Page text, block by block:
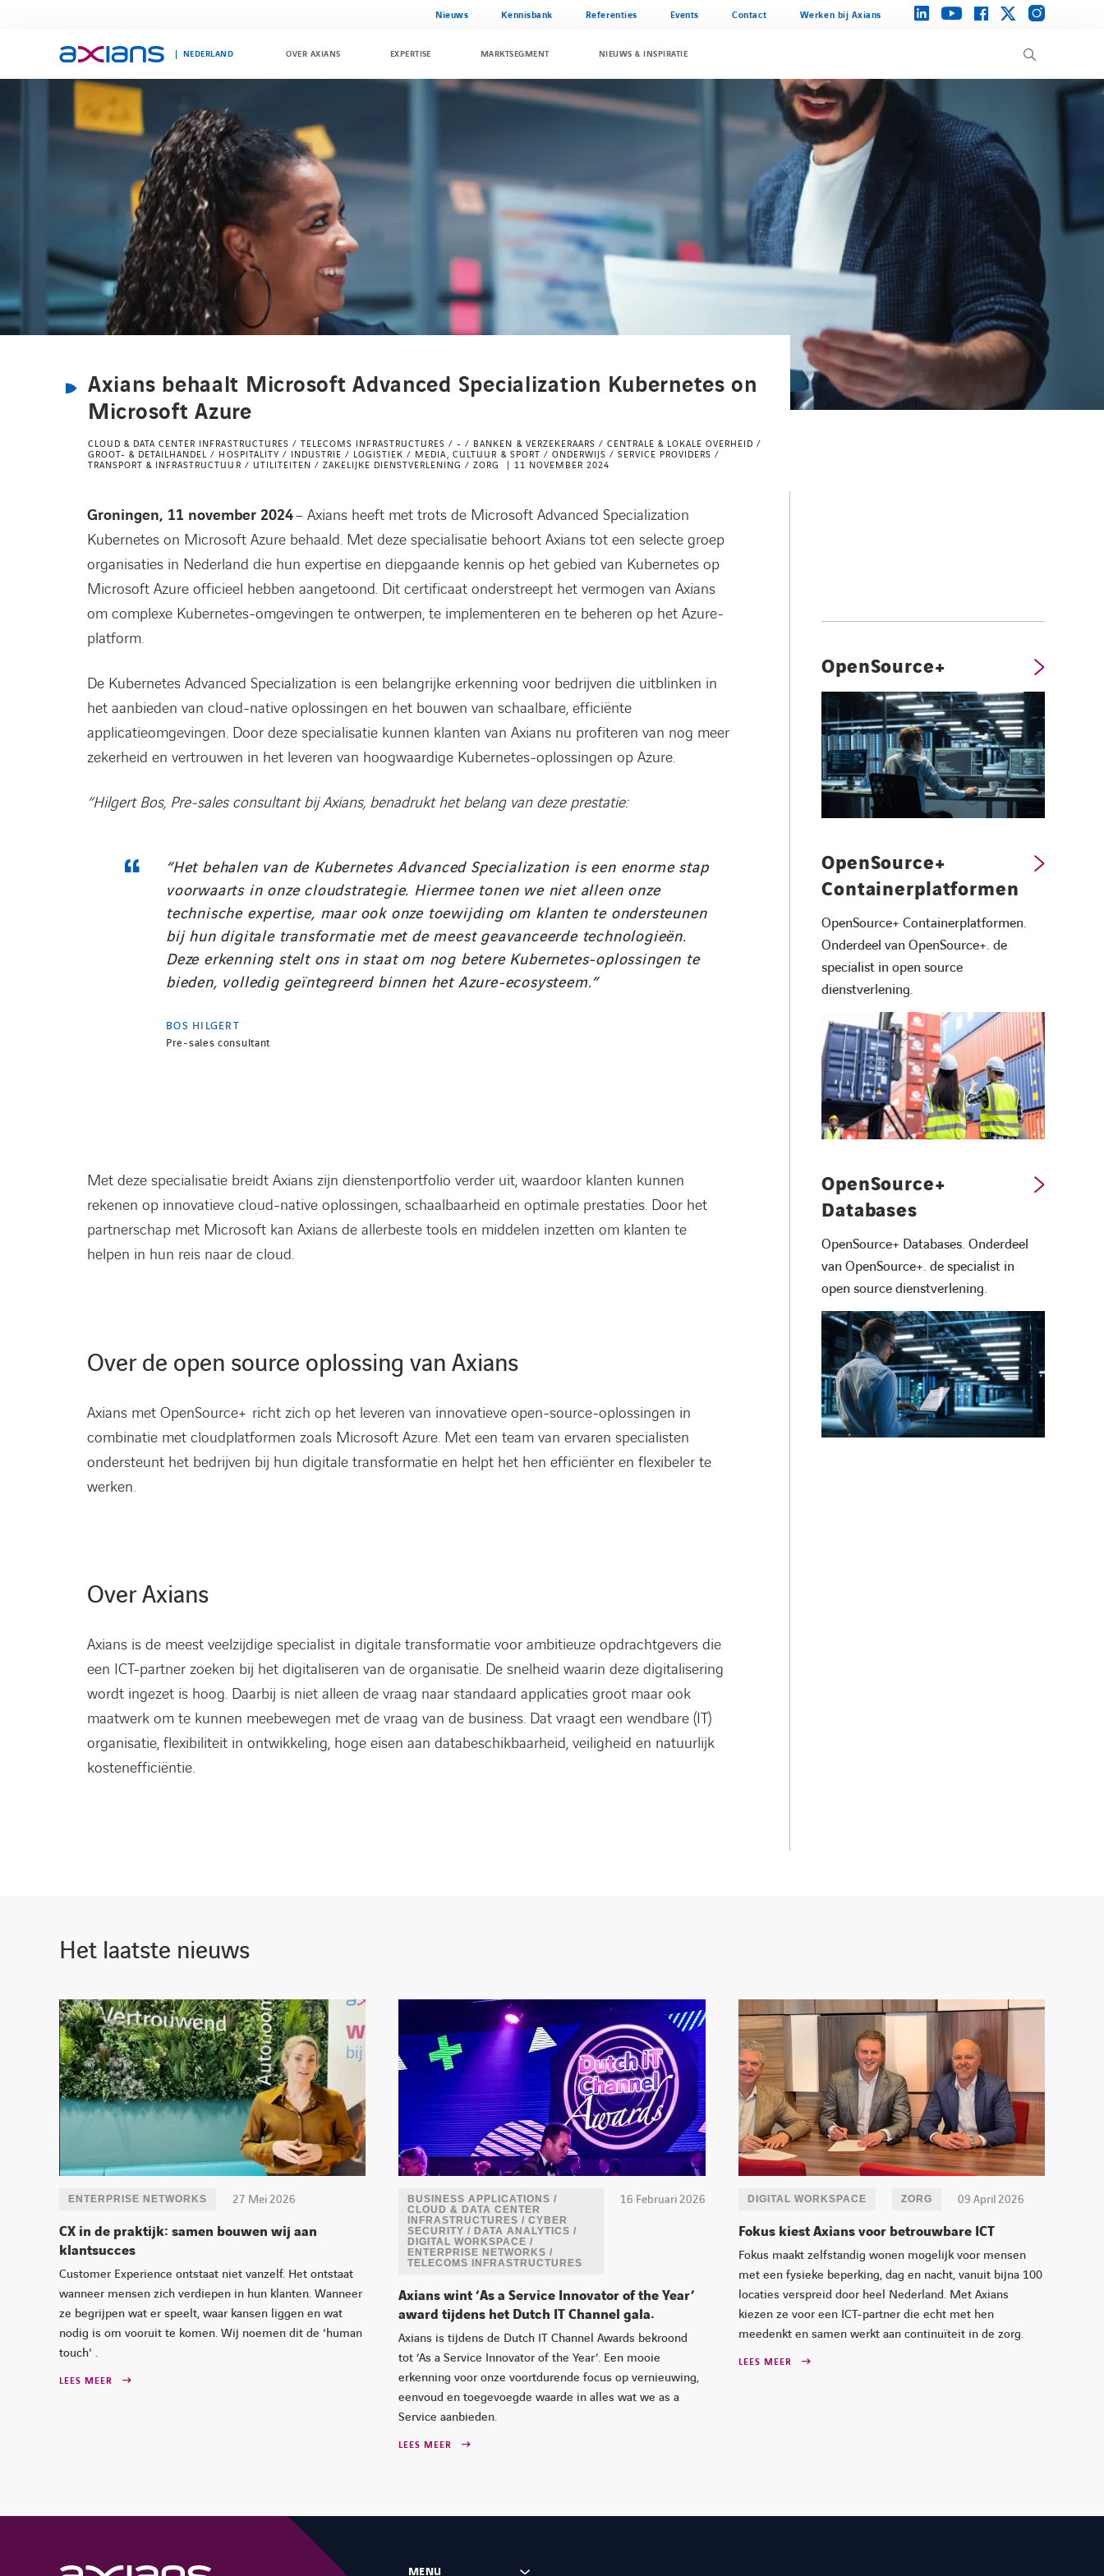
Nieuws Kennisbank Referenties Events Contact Werken bij Axians linkedinyoutubefacebooktwitterinstagram
NEDERLAND OVER AXIANS EXPERTISE MARKTSEGMENT NIEUWS & INSPIRATIE
Search
keywords
Axians behaalt Microsoft Advanced Specialization Kubernetes on
Microsoft Azure
CLOUD & DATA CENTER INFRASTRUCTURES / TELECOMS INFRASTRUCTURES / - / BANKEN & VERZEKERAARS / CENTRALE & LOKALE OVERHEID /
GROOT- & DETAILHANDEL / HOSPITALITY / INDUSTRIE / LOGISTIEK / MEDIA, CULTUUR & SPORT / ONDERWIJS / SERVICE PROVIDERS /
TRANSPORT & INFRASTRUCTUUR / UTILITEITEN / ZAKELIJKE DIENSTVERLENING / ZORG
11 NOVEMBER 2024
OpenSource+
OpenSource+
Containerplatformen
OpenSource+ Containerplatformen.
Onderdeel van OpenSource+. de
specialist in open source
dienstverlening.
OpenSource+
Databases
OpenSource+ Databases. Onderdeel
van OpenSource+. de specialist in
open source dienstverlening.
Groningen, 11 november 2024– Axians heeft met trots de Microsoft Advanced Specialization
Kubernetes on Microsoft Azure behaald. Met deze specialisatie behoort Axians tot een selecte groep
organisaties in Nederland die hun expertise en diepgaande kennis op het gebied van Kubernetes op
Microsoft Azure officieel hebben aangetoond. Dit certificaat onderstreept het vermogen van Axians
om complexe Kubernetes-omgevingen te ontwerpen, te implementeren en te beheren op het Azure-
platform.
De Kubernetes Advanced Specialization is een belangrijke erkenning voor bedrijven die uitblinken in
het aanbieden van cloud-native oplossingen en het bouwen van schaalbare, efficiënte
applicatieomgevingen. Door deze specialisatie kunnen klanten van Axians nu profiteren van nog meer
zekerheid en vertrouwen in het leveren van hoogwaardige Kubernetes-oplossingen op Azure.
“Hilgert Bos, Pre-sales consultant bij Axians, benadrukt het belang van deze prestatie:
“Het behalen van de Kubernetes Advanced Specialization is een enorme stap
voorwaarts in onze cloudstrategie. Hiermee tonen we niet alleen onze
technische expertise, maar ook onze toewijding om klanten te ondersteunen
bij hun digitale transformatie met de meest geavanceerde technologieën.
Deze erkenning stelt ons in staat om nog betere Kubernetes-oplossingen te
bieden, volledig geïntegreerd binnen het Azure-ecosysteem.”
BOS HILGERT
Pre-sales consultant
Met deze specialisatie breidt Axians zijn dienstenportfolio verder uit, waardoor klanten kunnen
rekenen op innovatieve cloud-native oplossingen, schaalbaarheid en optimale prestaties. Door het
partnerschap met Microsoft kan Axians de allerbeste tools en middelen inzetten om klanten te
helpen in hun reis naar de cloud.
Over de open source oplossing van Axians
Axians met OpenSource+ richt zich op het leveren van innovatieve open-source-oplossingen in
combinatie met cloudplatformen zoals Microsoft Azure. Met een team van ervaren specialisten
ondersteunt het bedrijven bij hun digitale transformatie en helpt het hen efficiënter en flexibeler te
werken.
Over Axians
Axians is de meest veelzijdige specialist in digitale transformatie voor ambitieuze opdrachtgevers die
een ICT-partner zoeken bij het digitaliseren van de organisatie. De snelheid waarin deze digitalisering
wordt ingezet is hoog. Daarbij is niet alleen de vraag naar standaard applicaties groot maar ook
maatwerk om te kunnen meebewegen met de vraag van de business. Dat vraagt een wendbare (IT)
organisatie, flexibiliteit in ontwikkeling, hoge eisen aan databeschikbaarheid, veiligheid en natuurlijk
kostenefficiëntie.
Het laatste nieuws
27 Mei 2026
ENTERPRISE NETWORKS
CX in de praktijk: samen bouwen wij aan
klantsucces
Customer Experience ontstaat niet vanzelf. Het ontstaat
wanneer mensen zich verdiepen in hun klanten. Wanneer
ze begrijpen wat er speelt, waar kansen liggen en wat
nodig is om vooruit te komen. Wij noemen dit de 'human
touch' .
LEES MEER
16 Februari 2026
BUSINESS APPLICATIONS /
CLOUD & DATA CENTER
INFRASTRUCTURES / CYBER
SECURITY / DATA ANALYTICS /
DIGITAL WORKSPACE /
ENTERPRISE NETWORKS /
TELECOMS INFRASTRUCTURES
Axians wint ‘As a Service Innovator of the Year’
award tijdens het Dutch IT Channel gala.
Axians is tijdens de Dutch IT Channel Awards bekroond
tot ‘As a Service Innovator of the Year’. Een mooie
erkenning voor onze voortdurende focus op vernieuwing,
eenvoud en toegevoegde waarde in alles wat we as a
Service aanbieden.
LEES MEER
09 April 2026
DIGITAL WORKSPACE ZORG
Fokus kiest Axians voor betrouwbare ICT
Fokus maakt zelfstandig wonen mogelijk voor mensen
met een fysieke beperking, dag en nacht, vanuit bijna 100
locaties verspreid door heel Nederland. Met Axians
kiezen ze voor een ICT-partner die echt met hen
meedenkt en samen werkt aan continuïteit in de zorg.
LEES MEER
MENU